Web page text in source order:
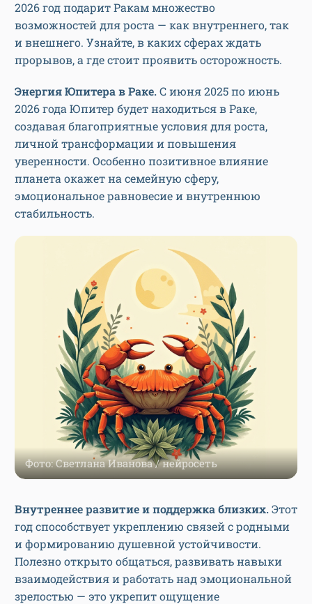
2026 год подарит Ракам множество
возможностей для роста — как внутреннего, так
и внешнего. Узнайте, в каких сферах ждать
прорывов, а где стоит проявить осторожность.
Энергия Юпитера в Раке.С июня 2025 по июнь
2026 года Юпитер будет находиться в Раке,
создавая благоприятные условия для роста,
личной трансформации и повышения
уверенности. Особенно позитивное влияние
планета окажет на семейную сферу,
эмоциональное равновесие и внутреннюю
стабильность.
Фото: Светлана Иванова / нейросеть
Внутреннее развитие и поддержка близких.Этот
год способствует укреплению связей с родными
и формированию душевной устойчивости.
Полезно открыто общаться, развивать навыки
взаимодействия и работать над эмоциональной
зрелостью — это укрепит ощущение